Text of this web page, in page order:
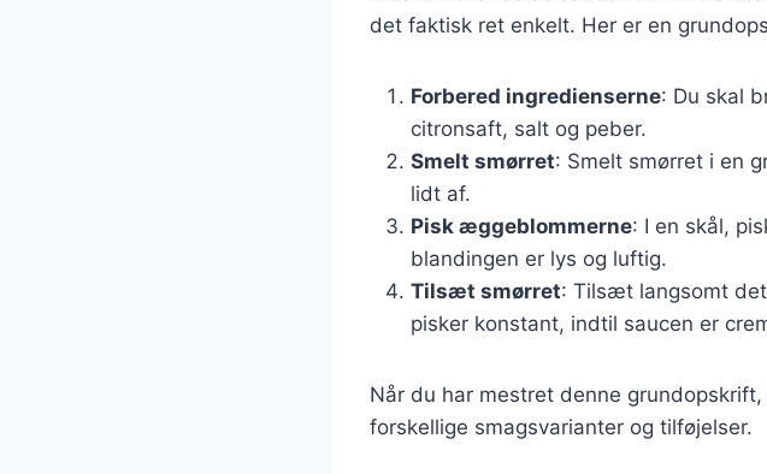
det faktisk ret enkelt. Her er en
Forbered ingredienserne: Du skal
citronsaft, salt og peber.
Smelt smørret: Smelt smørret i en
lidt af.
Pisk æggeblommerne: I en skål,
blandingen er lys og luftig.
Tilsæt smørret: Tilsæt langsomt
pisker konstant, indtil saucen er
Når du har mestret denne
forskellige smagsvarianter og tilføjelser.